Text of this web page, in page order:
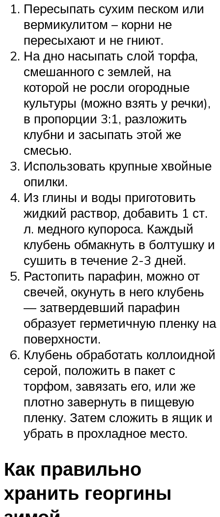
Пересыпать сухим песком или
вермикулитом – корни не
пересыхают и не гниют.
На дно насыпать слой торфа,
смешанного с землей, на
которой не росли огородные
культуры (можно взять у речки),
в пропорции 3:1, разложить
клубни и засыпать этой же
смесью.
Использовать крупные хвойные
опилки.
Из глины и воды приготовить
жидкий раствор, добавить 1 ст.
л. медного купороса. Каждый
клубень обмакнуть в болтушку и
сушить в течение 2-3 дней.
Растопить парафин, можно от
свечей, окунуть в него клубень
— затвердевший парафин
образует герметичную пленку на
поверхности.
Клубень обработать коллоидной
серой, положить в пакет с
торфом, завязать его, или же
плотно завернуть в пищевую
пленку. Затем сложить в ящик и
убрать в прохладное место.
Как правильно
хранить георгины